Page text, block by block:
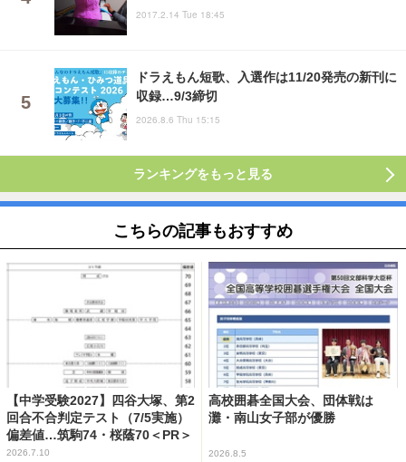
2017.2.14 Tue 18:45
ドラえもん短歌、入選作は11/20発売の新刊に
収録…9/3締切
2026.8.6 Thu 15:15
ランキングをもっと見る
こちらの記事もおすすめ
【中学受験2027】四谷大塚、第2
回合不合判定テスト（7/5実施）
偏差値…筑駒74・桜蔭70＜PR＞
2026.7.10
高校囲碁全国大会、団体戦は
灘・南山女子部が優勝
2026.8.5